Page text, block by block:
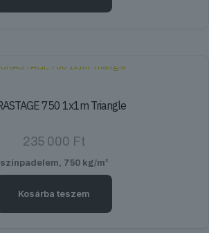
750 1x1m Triangle
235 000 Ft
színpadelem, 750 kg/m²
Kosárba teszem